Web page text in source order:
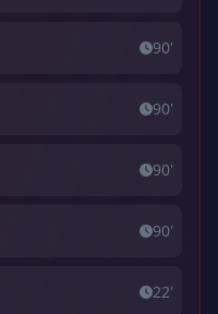
90'
90'
90'
90'
22'